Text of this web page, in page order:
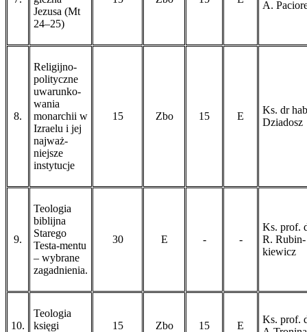
Jezusa (Mt
24–25)
A.
8.
Religijno-
polityczne
uwarunko-
wania
monarchii w
Izraelu i jej
najważ-
niejsze
instytucje
15 Zbo 15 E
Ks. dr
Dziadosz
9.
Teologia
biblijna
Starego
Testa-mentu
– wybrane
zagadnienia.
30 E - -
Ks. prof.
R. Rubin-
kiewicz
10.
Teologia
księgi
15 Zbo 15 E
Ks. prof.